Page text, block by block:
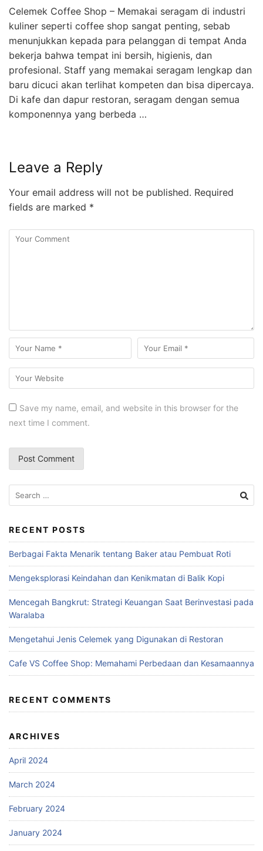
Celemek Coffee Shop – Memakai seragam di industri
kuliner seperti coffee shop sangat penting, sebab
menunjukkan kepada para pelanggan di tempat Anda
bekerja bahwa tempat ini bersih, higienis, dan
profesional. Staff yang memakai seragam lengkap dan
baru dicuci akan terlihat kompeten dan bisa dipercaya.
Di kafe dan dapur restoran, seragam dengan semua
komponennya yang berbeda …
Leave a Reply
Your email address will not be published. Required
fields are marked *
Save my name, email, and website in this browser for the
next time I comment.
RECENT POSTS
Berbagai Fakta Menarik tentang Baker atau Pembuat Roti
Mengeksplorasi Keindahan dan Kenikmatan di Balik Kopi
Mencegah Bangkrut: Strategi Keuangan Saat Berinvestasi pada
Waralaba
Mengetahui Jenis Celemek yang Digunakan di Restoran
Cafe VS Coffee Shop: Memahami Perbedaan dan Kesamaannya
RECENT COMMENTS
ARCHIVES
April 2024
March 2024
February 2024
January 2024